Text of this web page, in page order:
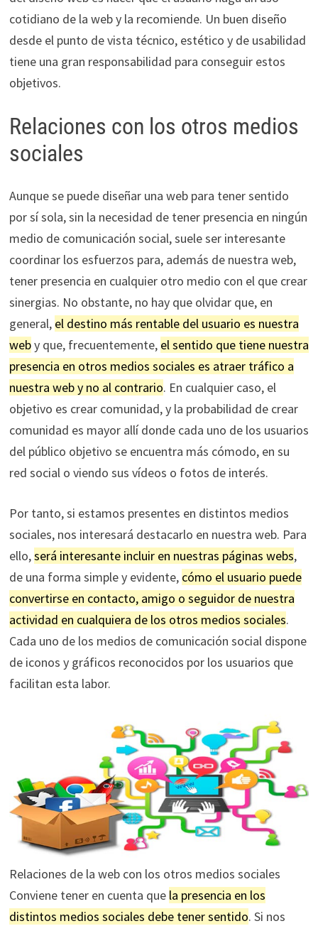
cotidiano de la web y la recomiende. Un buen diseño
desde el punto de vista técnico, estético y de usabilidad
tiene una gran responsabilidad para conseguir estos
objetivos.
Relaciones con los otros medios
sociales
Aunque se puede diseñar una web para tener sentido
por sí sola, sin la necesidad de tener presencia en ningún
medio de comunicación social, suele ser interesante
coordinar los esfuerzos para, además de nuestra web,
tener presencia en cualquier otro medio con el que crear
sinergias. No obstante, no hay que olvidar que, en
general, el destino más rentable del usuario es nuestra
weby que, frecuentemente, el sentido que tiene nuestra
presencia en otros medios sociales es atraer tráfico a
nuestra web y no al contrario. En cualquier caso, el
objetivo es crear comunidad, y la probabilidad de crear
comunidad es mayor allí donde cada uno de los usuarios
del público objetivo se encuentra más cómodo, en su
red social o viendo sus vídeos o fotos de interés.
Por tanto, si estamos presentes en distintos medios
sociales, nos interesará destacarlo en nuestra web. Para
ello,será interesante incluir en nuestras páginas webs,
de una forma simple y evidente, cómo el usuario puede
convertirse en contacto, amigo o seguidor de nuestra
actividad en cualquiera de los otros medios sociales.
Cada uno de los medios de comunicación social dispone
de iconos y gráficos reconocidos por los usuarios que
facilitan esta labor.
Relaciones de la web con los otros medios sociales
Conviene tener en cuenta que la presencia en los
distintos medios sociales debe tener sentido. Si nos